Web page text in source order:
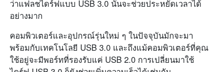
ว่าแฟลชไดร์ฟแบบ USB 3.0 นั้นจะช่วยประหยัดเวลาได้
อย่างมาก
คอมพิวเตอร์และอุปกรณ์รุ่นใหม่ ๆ ในปัจจุบันมักจะมา
พร้อมกับเทคโนโลยี USB 3.0 และถึงแม้คอมพิวเตอร์ที่คุณ
ใช้อยู่จะมีพอร์ทที่รองรับแค่ USB 2.0 การเปลี่ยนมาใช้